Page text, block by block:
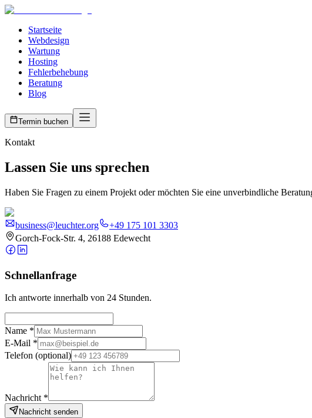
Startseite
Webdesign
Wartung
Hosting
Fehlerbehebung
Beratung
Blog
Termin buchen
Kontakt
Lassen Sie uns sprechen
Haben Sie Fragen zu einem Projekt oder möchten Sie eine unverbindliche
business@leuchter.org
+49 175 101 3303
Gorch-Fock-Str. 4, 26188 Edewecht
Schnellanfrage
Ich antworte innerhalb von 24 Stunden.
Name *
E-Mail *
Telefon (optional)
Nachricht *
Nachricht senden